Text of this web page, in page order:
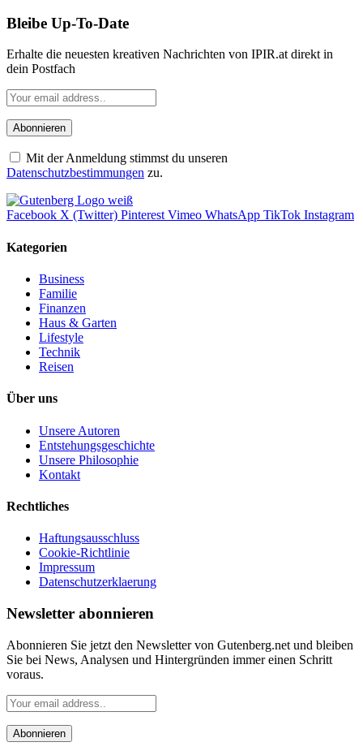
Bleibe Up-To-Date
Erhalte die neuesten kreativen Nachrichten von IPIR.at direkt in
dein Postfach
Mit der Anmeldung stimmst du unseren
Datenschutzbestimmungen zu.
Facebook X (Twitter) Pinterest Vimeo WhatsApp TikTok Instagram
Kategorien
Business
Familie
Finanzen
Haus & Garten
Lifestyle
Technik
Reisen
Über uns
Unsere Autoren
Entstehungsgeschichte
Unsere Philosophie
Kontakt
Rechtliches
Haftungsausschluss
Cookie-Richtlinie
Impressum
Datenschutzerklaerung
Newsletter abonnieren
Abonnieren Sie jetzt den Newsletter von Gutenberg.net und bleiben
Sie bei News, Analysen und Hintergründen immer einen Schritt
voraus.